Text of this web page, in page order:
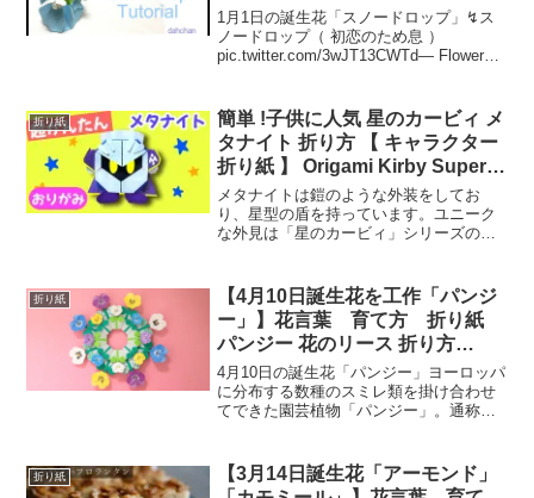
Snowdrop Tutorial★
1月1日の誕生花「スノードロップ」↯ス
ノードロップ（ 初恋のため息 ）
pic.twitter.com/3wJT13CWTd— Flower
折り紙
簡単 !子供に人気 星のカービィ メ
タナイト 折り方 【 キャラクター
折り紙 】 Origami Kirby Super
Star Meta Knight
メタナイトは鎧のような外装をしてお
り、星型の盾を持っています。ユニーク
な外見は「星のカービィ」シリーズの世
ィ」シリーズのゲームプレイにおいても
重要な役割を果たしています...
折り紙
【4月10日誕生花を工作「パンジ
ー」】花言葉 育て方 折り紙
パンジー 花のリース 折り方
Origami pansy flower wreath
tutorial
4月10日の誕生花「パンジー」ヨーロッパ
に分布する数種のスミレ類を掛け合わせ
てできた園芸植物「パンジー」。通称で
くと11月頃から咲きはじめ、翌春まで楽
しめます。夏を越...
折り紙
【3月14日誕生花「アーモンド」